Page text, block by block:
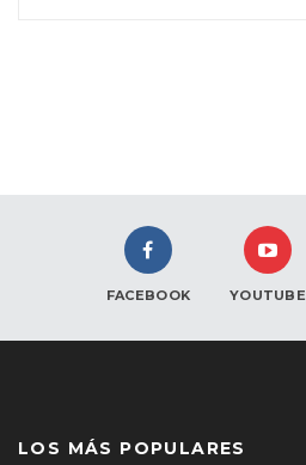
FACEBOOK YOUTUBE
LOS MÁS POPULARES